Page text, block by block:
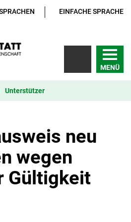
EINFACHE SPRACHE
MENÜ
Unterstützer
neu
wegen
Gültigkeit